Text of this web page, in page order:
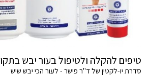
טיפים להקלה ולטיפול בעור יבש
סדרת יו-לקטין של ד"ר פישר - לעור הכי יבש שיש